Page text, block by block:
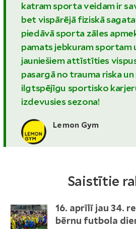
katram sporta veidam ir
bet vispārējā fiziskā
piedāvā sporta zāles
pamats jebkuram sportam
jauniešiem attīstīties
pasargā no trauma riska
ilgtspējīgu sportisko
izdevusies sezona!
Lemon Gym
Saistītie
16. aprīlī jau 34.
bērnu futbola